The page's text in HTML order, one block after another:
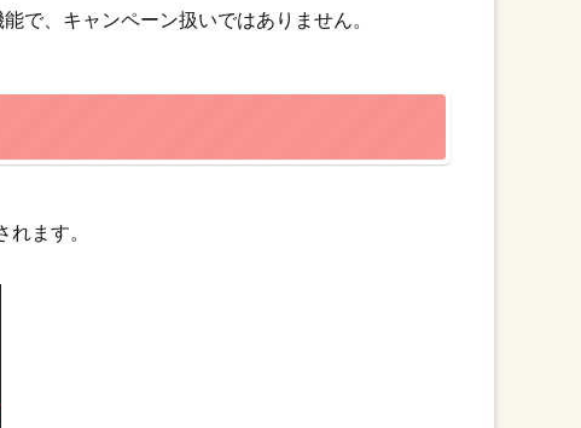
で、キャンペーン扱いではありません。
ます。